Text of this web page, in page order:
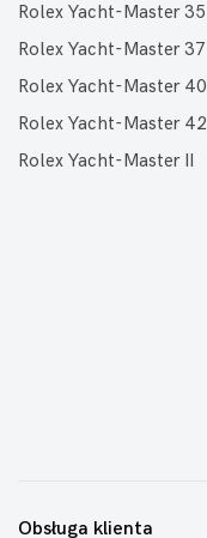
Rolex Yacht-Master 35
Rolex Yacht-Master 37
Rolex Yacht-Master 40
Rolex Yacht-Master 42
Rolex Yacht-Master II
Obsługa klienta